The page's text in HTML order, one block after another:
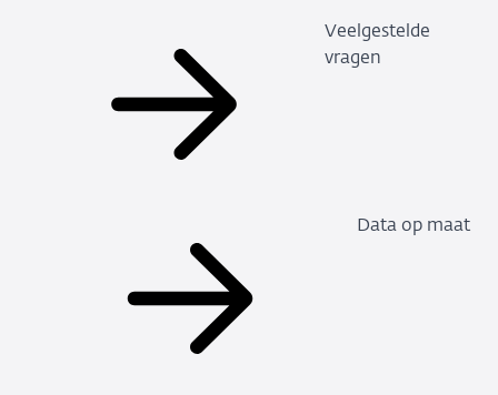
Veelgestelde
vragen
Data op maat